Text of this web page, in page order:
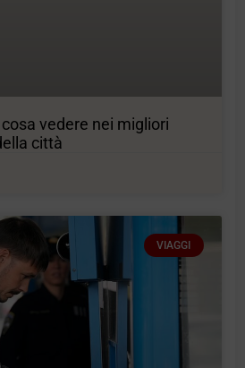
vedere nei migliori
città
VIAGGI